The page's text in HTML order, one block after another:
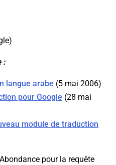
:
langue arabe (5 mai 2006)
pour Google (28 mai
module de traduction
pour la requête